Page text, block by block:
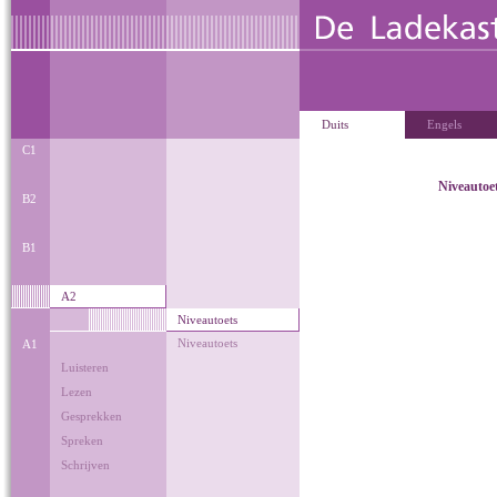
Duits
Engels
C1
B2
B1
A1
A2
Luisteren
Lezen
Gesprekken
Spreken
Schrijven
Niveautoets
Niveautoets